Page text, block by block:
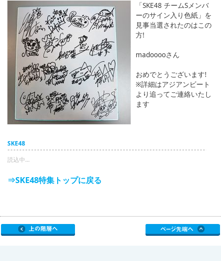
「SKE48 チームSメンバ
ーのサイン入り色紙」を
見事当選されたのはこの
方!
madooooさん
おめでとうございます!
※詳細はアジアンビート
より追ってご連絡いたし
ます
SKE48
読込中...
⇒SKE48特集トップに戻る